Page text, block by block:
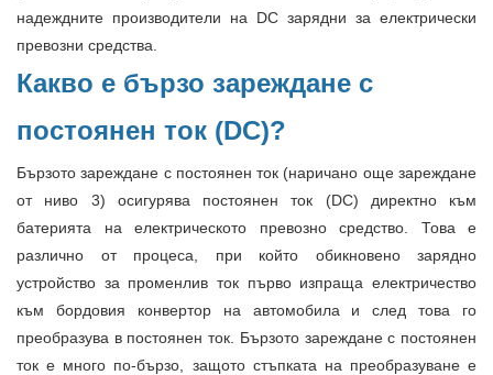
надеждните производители на DC зарядни за електрически
превозни средства.
Какво е бързо зареждане с
постоянен ток (DC)?
Бързото зареждане с постоянен ток (наричано още зареждане
от ниво 3) осигурява постоянен ток (DC) директно към
батерията на електрическото превозно средство. Това е
различно от процеса, при който обикновено зарядно
устройство за променлив ток първо изпраща електричество
към бордовия конвертор на автомобила и след това го
преобразува в постоянен ток. Бързото зареждане с постоянен
ток е много по-бързо, защото стъпката на преобразуване е